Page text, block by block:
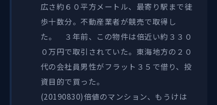
広さ約６０平方メートル、最寄り駅まで徒
歩十数分。不動産業者が競売で取得し
た。 ３年前、この物件は倍近い約３３０
０万円で取引されていた。東海地方の２０
代の会社員男性がフラット３５で借り、投
資目的で買った。
(20190830)倍値のマンション、もうけは